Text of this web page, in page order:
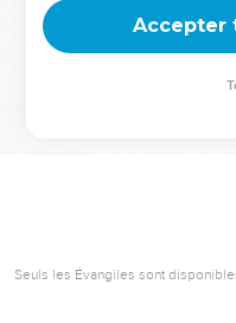
équipe, un groupe ou
Seuls les Évangiles sont
Accepter